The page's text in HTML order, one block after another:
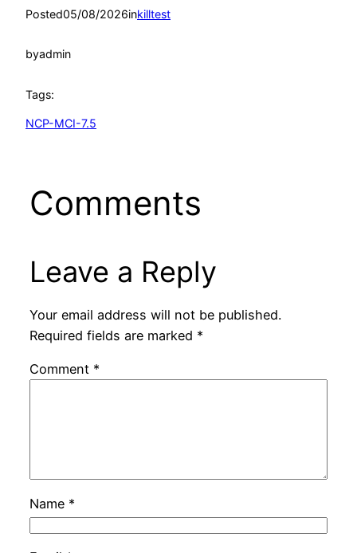
Posted05/08/2026inkilltest
byadmin
Tags:
NCP-MCI-7.5
Comments
Leave a Reply
Your email address will not be published.
Required fields are marked *
Comment *
Name *